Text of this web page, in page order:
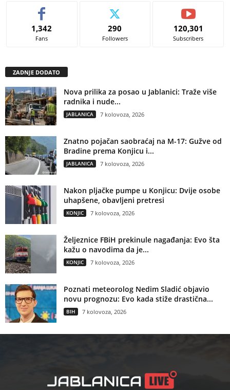
1,342
Fans
290
Followers
120,301
Subscribers
ZADNJE DODATO
Nova prilika za posao u Jablanici: Traže više
radnika i nude...
JABLANICA 7 kolovoza, 2026
Znatno pojačan saobraćaj na M-17: Gužve od
Bradine prema Konjicu i...
JABLANICA 7 kolovoza, 2026
Nakon pljačke pumpe u Konjicu: Dvije osobe
uhapšene, obavljeni pretresi
KONJIC 7 kolovoza, 2026
Željeznice FBiH prekinule nagađanja: Evo šta
kažu o navodima da je...
KONJIC 7 kolovoza, 2026
Poznati meteorolog Nedim Sladić objavio
novu prognozu: Evo kada stiže drastična...
BIH 7 kolovoza, 2026